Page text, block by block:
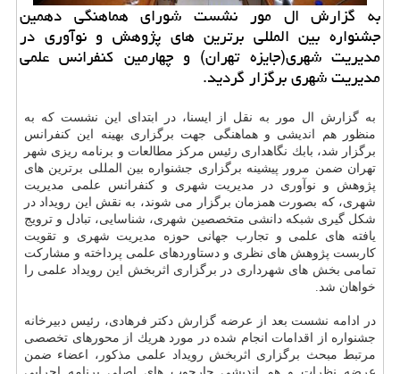
به گزارش ال مور نشست شورای هماهنگی دهمین
جشنواره بین المللی برترین های پژوهش و نوآوری در
مدیریت شهری(جایزه تهران) و چهارمین كنفرانس علمی
مدیریت شهری برگزار گردید.
به گزارش ال مور به نقل از ایسنا، در ابتدای این نشست كه به
منظور هم اندیشی و هماهنگی جهت برگزاری بهینه این كنفرانس
برگزار شد، بابك نگاهداری رئیس مركز مطالعات و برنامه ریزی شهر
تهران ضمن مرور پیشینه برگزاری جشنواره بین المللی برترین های
پژوهش و نوآوری در مدیریت شهری و كنفرانس علمی مدیریت
شهری، كه بصورت همزمان برگزار می شوند، به نقش این رویداد در
شكل گیری شبكه دانشی متخصصین شهری، شناسایی، تبادل و ترویج
یافته های علمی و تجارب جهانی حوزه مدیریت شهری و تقویت
كاربست پژوهش های نظری و دستاوردهای علمی پرداخته و مشاركت
تمامی بخش های شهرداری در برگزاری اثربخش این رویداد علمی را
خواهان شد.
در ادامه نشست بعد از عرضه گزارش دكتر فرهادی، رئیس دبیرخانه
جشنواره از اقدامات انجام شده در مورد هریك از محورهای تخصصی
مرتبط مبحث برگزاری اثربخش رویداد علمی مذكور، اعضاء ضمن